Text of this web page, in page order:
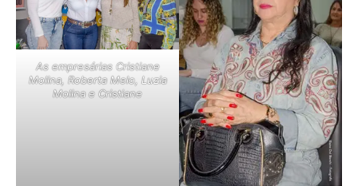
As empresárias Cristiane
Molina, Roberta Melo, Luzia
Molina e Cristiane